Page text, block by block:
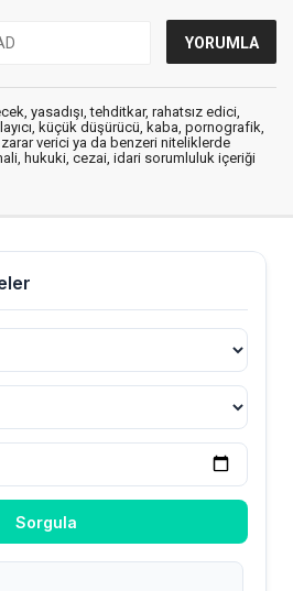
yasadışı, tehditkar, rahatsız edici,
küçük düşürücü, kaba, pornografik,
zarar verici ya da benzeri niteliklerde
hukuki, cezai, idari sorumluluk içeriği